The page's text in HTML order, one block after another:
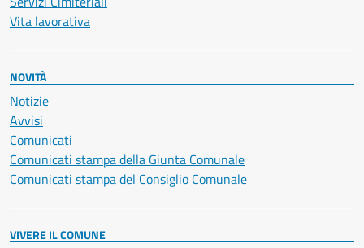
Vita lavorativa
NOVITÀ
Notizie
Avvisi
Comunicati
Comunicati stampa della Giunta Comunale
Comunicati stampa del Consiglio Comunale
VIVERE IL COMUNE